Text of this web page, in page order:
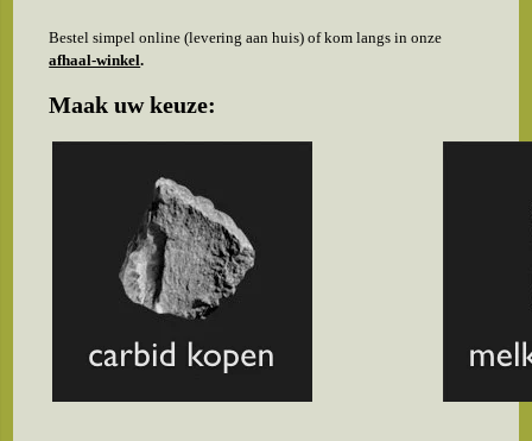
Bestel simpel online (levering aan huis) of kom langs in onze
afhaal-winkel.
Maak uw keuze: